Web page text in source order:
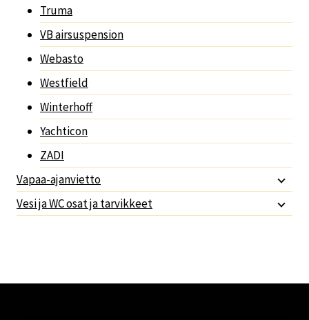
Truma
VB airsuspension
Webasto
Westfield
Winterhoff
Yachticon
ZADI
Vapaa-ajanvietto
Vesi ja WC osat ja tarvikkeet